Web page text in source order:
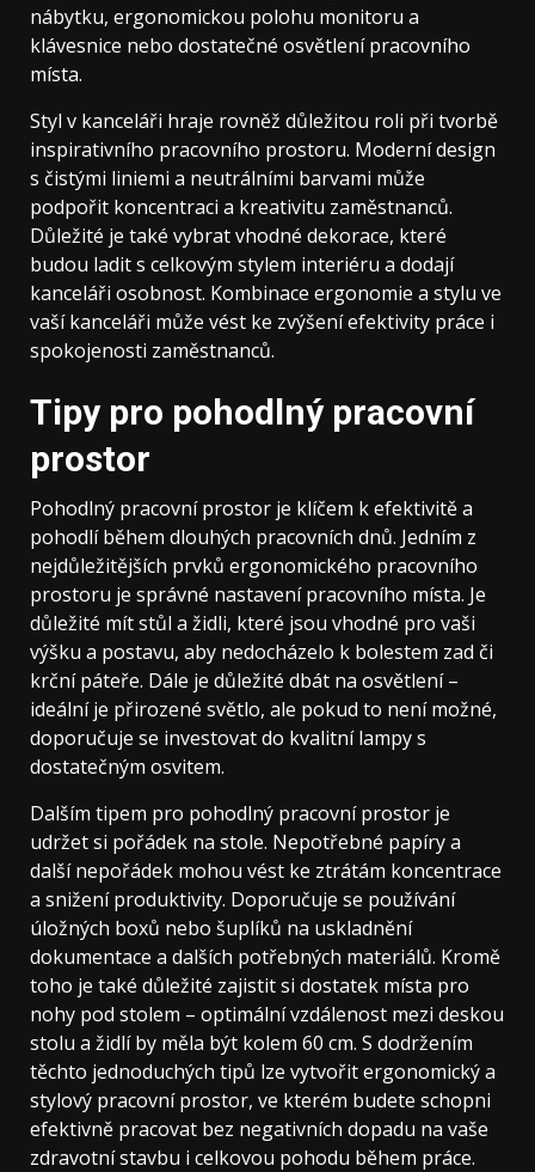
nábytku, ergonomickou polohu monitoru a
klávesnice nebo dostatečné osvětlení pracovního
místa.
Styl v kanceláři hraje rovněž důležitou roli při tvorbě
inspirativního pracovního prostoru. Moderní design
s čistými liniemi a neutrálními barvami může
podpořit koncentraci a kreativitu zaměstnanců.
Důležité je také vybrat vhodné dekorace, které
budou ladit s celkovým stylem interiéru a dodají
kanceláři osobnost. Kombinace ergonomie a stylu ve
vaší kanceláři může vést ke zvýšení efektivity práce i
spokojenosti zaměstnanců.
Tipy pro pohodlný pracovní
prostor
Pohodlný pracovní prostor je klíčem k efektivitě a
pohodlí během dlouhých pracovních dnů. Jedním z
nejdůležitějších prvků ergonomického pracovního
prostoru je správné nastavení pracovního místa. Je
důležité mít stůl a židli, které jsou vhodné pro vaši
výšku a postavu, aby nedocházelo k bolestem zad či
krční páteře. Dále je důležité dbát na osvětlení –
ideální je přirozené světlo, ale pokud to není možné,
doporučuje se investovat do kvalitní lampy s
dostatečným osvitem.
Dalším tipem pro pohodlný pracovní prostor je
udržet si pořádek na stole. Nepotřebné papíry a
další nepořádek mohou vést ke ztrátám koncentrace
a snižení produktivity. Doporučuje se používání
úložných boxů nebo šuplíků na uskladnění
dokumentace a dalších potřebných materiálů. Kromě
toho je také důležité zajistit si dostatek místa pro
nohy pod stolem – optimální vzdálenost mezi deskou
stolu a židlí by měla být kolem 60 cm. S dodržením
těchto jednoduchých tipů lze vytvořit ergonomický a
stylový pracovní prostor, ve kterém budete schopni
efektivně pracovat bez negativních dopadu na vaše
zdravotní stavbu i celkovou pohodu během práce.